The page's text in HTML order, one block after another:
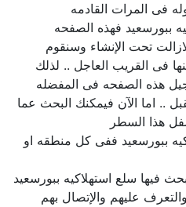
فى المرات القادمه
ببورسعيد فهذه الصفحه
تحت الإنشاء وسنقوم
فى القريب العاجل .. لذلك
هذه الصفحه فى المفضله
.. اما الآن فيمكنك البحث عما
هذا السطر
ببورسعيد ففى كل منطقه او
فيها سلع استهلاكيه ببورسعيد
عليهم والإتصال بهم